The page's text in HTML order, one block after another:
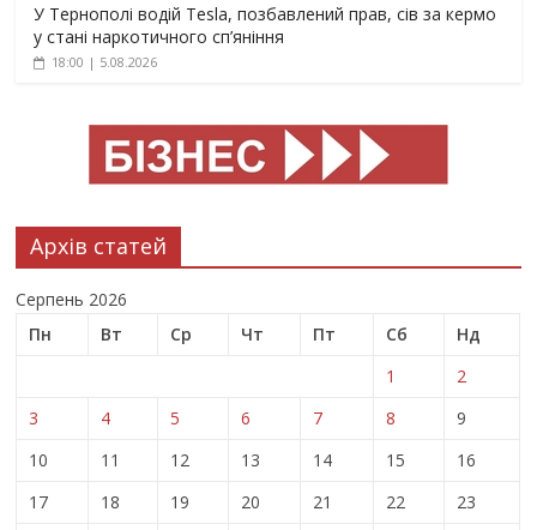
У Тернополі водій Tesla, позбавлений прав, сів за кермо
у стані наркотичного сп’яніння
18:00 | 5.08.2026
Архів статей
Серпень 2026
Пн
Вт Ср Чт Пт Сб
Нд
1
2
3
4 5 6 7 8
9
10
11 12 13 14 15
16
17
18 19 20 21 22
23